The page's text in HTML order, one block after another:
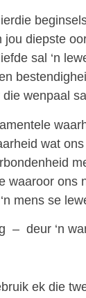
jou diepste
sal ‘n
wenpaal
wat
waaroor ons
mens se
– deur ‘n
ek die